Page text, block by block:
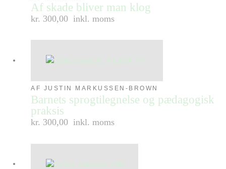
Af skade bliver man klog
kr. 300,00 inkl. moms
AF JUSTIN MARKUSSEN-BROWN
Barnets sprogtilegnelse og pædagogisk
praksis
kr. 300,00 inkl. moms